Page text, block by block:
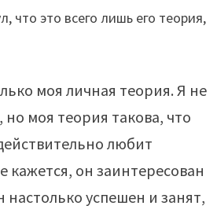
что это всего лишь его теория,
моя личная теория. Я не
моя теория такова, что
любит
кажется, он заинтересован
настолько успешен и занят,